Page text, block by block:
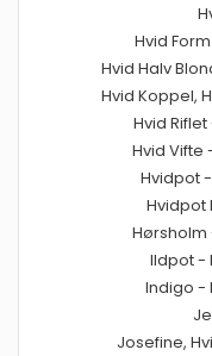
Hvid
Hvid Halv
Hvid Koppel,
Hvid
Hvid Vifte
Hvidpot
Hvidpot
Ildpot -
Indigo -
Josefine,